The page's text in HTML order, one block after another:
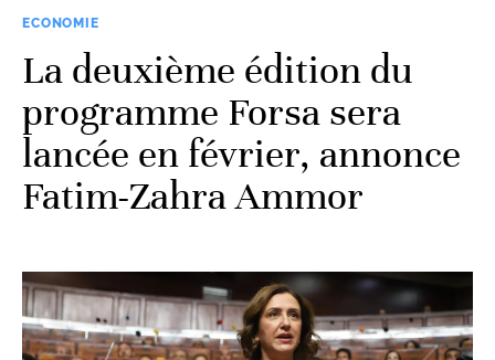
ECONOMIE
La deuxième édition du
programme Forsa sera
lancée en février, annonce
Fatim-Zahra Ammor